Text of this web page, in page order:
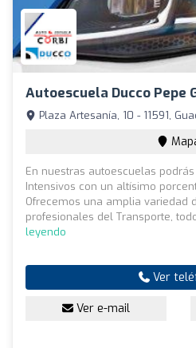
Autoescuela Ducco Pepe
Plaza Artesanía, 10 - 11591,
En nuestras autoescuelas
Intensivos con un altísimo
Ofrecemos una amplia variedad
profesionales del Transporte,
leyendo
Ver
Ver e-mail